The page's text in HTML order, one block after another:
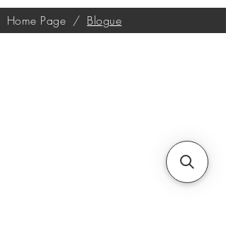
Home Page / Blogue